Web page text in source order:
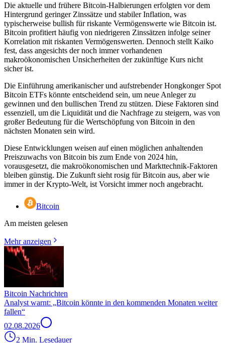
Die aktuelle und frühere Bitcoin-Halbierungen erfolgten vor dem
Hintergrund geringer Zinssätze und stabiler Inflation, was
typischerweise bullish für riskante Vermögenswerte wie Bitcoin ist.
Bitcoin profitiert häufig von niedrigeren Zinssätzen infolge seiner
Korrelation mit riskanten Vermögenswerten. Dennoch stellt Kaiko
fest, dass angesichts der noch immer vorhandenen
makroökonomischen Unsicherheiten der zukünftige Kurs nicht
sicher ist.
Die Einführung amerikanischer und aufstrebender Hongkonger Spot
Bitcoin ETFs könnte entscheidend sein, um neue Anleger zu
gewinnen und den bullischen Trend zu stützen. Diese Faktoren sind
essenziell, um die Liquidität und die Nachfrage zu steigern, was von
großer Bedeutung für die Wertschöpfung von Bitcoin in den
nächsten Monaten sein wird.
Diese Entwicklungen weisen auf einen möglichen anhaltenden
Preiszuwachs von Bitcoin bis zum Ende von 2024 hin,
vorausgesetzt, die makroökonomischen und Markttechnik-Faktoren
bleiben günstig. Die Zukunft sieht rosig für Bitcoin aus, aber wie
immer in der Krypto-Welt, ist Vorsicht immer noch angebracht.
Bitcoin
Am meisten gelesen
Mehr anzeigen
Bitcoin Nachrichten
Analyst warnt: „Bitcoin könnte in den kommenden Monaten weiter
fallen“
02.08.2026
2 Min. Lesedauer